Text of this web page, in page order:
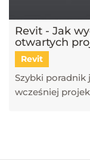
Revit - Jak
otwartych
Revit
Szybki
wcześniej